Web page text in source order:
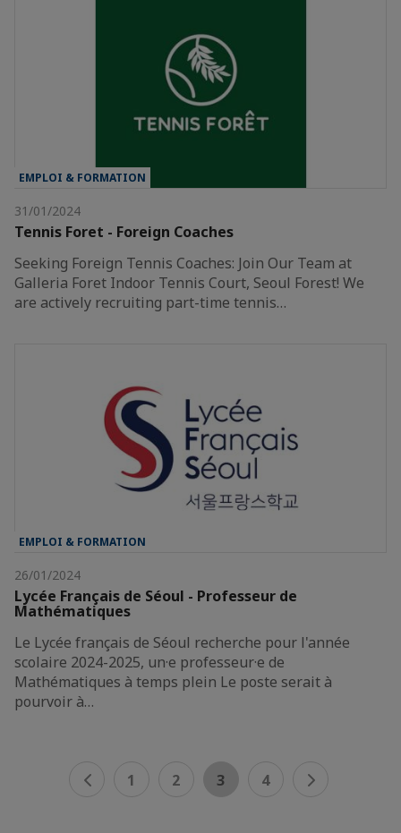
EMPLOI & FORMATION
31/01/2024
Tennis Foret - Foreign Coaches
Seeking Foreign Tennis Coaches: Join Our Team at
Galleria Foret Indoor Tennis Court, Seoul Forest! We
are actively recruiting part-time tennis…
EMPLOI & FORMATION
26/01/2024
Lycée Français de Séoul - Professeur de
Mathématiques
Le Lycée français de Séoul recherche pour l'année
scolaire 2024-2025, un·e professeur·e de
Mathématiques à temps plein Le poste serait à
pourvoir à…
1 2 3 4